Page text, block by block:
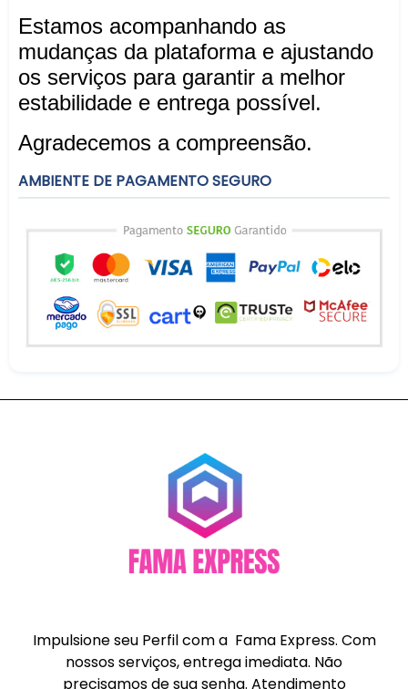
Estamos acompanhando as
mudanças da plataforma e ajustando
os serviços para garantir a melhor
estabilidade e entrega possível.
Agradecemos a compreensão.
AMBIENTE DE PAGAMENTO SEGURO
Impulsione seu Perfil com a Fama Express. Com
nossos serviços, entrega imediata. Não
precisamos de sua senha. Atendimento